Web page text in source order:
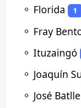
⚬ Florida 1
⚬ Fray
⚬ Ituzaingó
⚬ Joaquín
⚬ José